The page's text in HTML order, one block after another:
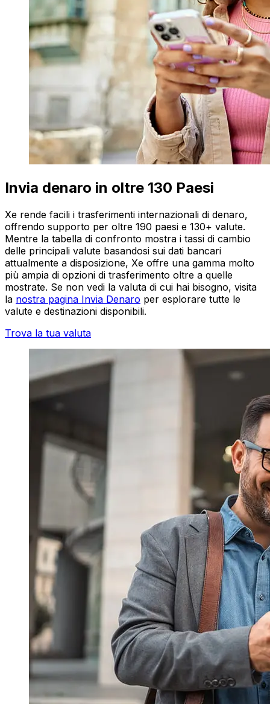
Invia denaro in oltre 130 Paesi
Xe rende facili i trasferimenti internazionali di denaro,
offrendo supporto per oltre 190 paesi e 130+ valute.
Mentre la tabella di confronto mostra i tassi di cambio
delle principali valute basandosi sui dati bancari
attualmente a disposizione, Xe offre una gamma molto
più ampia di opzioni di trasferimento oltre a quelle
mostrate. Se non vedi la valuta di cui hai bisogno, visita
la nostra pagina Invia Denaro per esplorare tutte le
valute e destinazioni disponibili.
Trova la tua valuta